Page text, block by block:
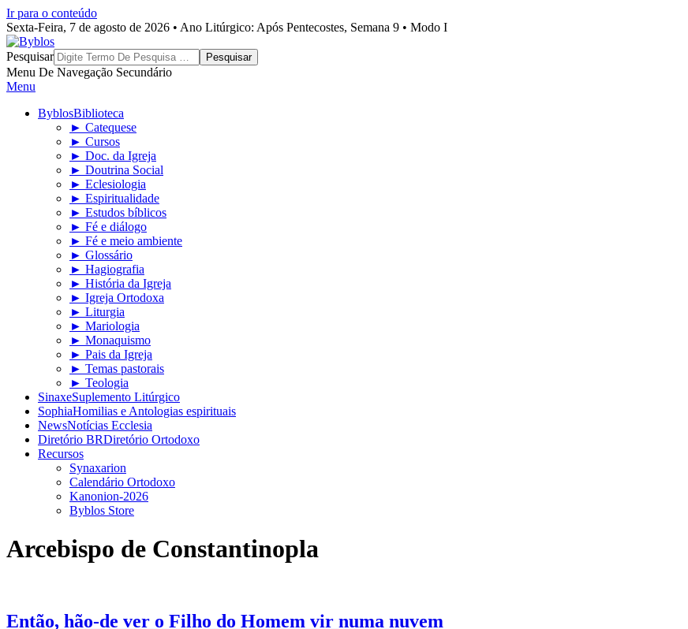
Ir para o conteúdo
Sexta-Feira, 7 de agosto de 2026 • Ano Litúrgico: Após Pentecostes, Semana 9 • Modo I
Byblos
Pesquisar
Menu De Navegação Secundário
Menu
ByblosBiblioteca
► Catequese
► Cursos
► Doc. da Igreja
► Doutrina Social
► Eclesiologia
► Espiritualidade
► Estudos bíblicos
► Fé e diálogo
► Fé e meio ambiente
► Glossário
► Hagiografia
► História da Igreja
► Igreja Ortodoxa
► Liturgia
► Mariologia
► Monaquismo
► Pais da Igreja
► Temas pastorais
► Teologia
SinaxeSuplemento Litúrgico
SophiaHomilias e Antologias espirituais
NewsNotícias Ecclesia
Diretório BRDiretório Ortodoxo
Recursos
Synaxarion
Calendário Ortodoxo
Kanonion-2026
Byblos Store
Arcebispo de Constantinopla
Então, hão-de ver o Filho do Homem vir numa nuvem